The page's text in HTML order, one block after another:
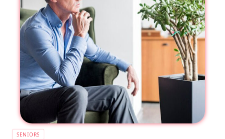
SENIORS